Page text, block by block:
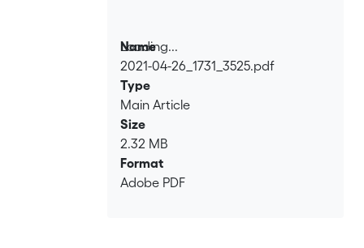
Loading...
Loading...
Name
2021-04-26_1731_3525.pdf
Type
Main Article
Size
2.32 MB
Format
Adobe PDF